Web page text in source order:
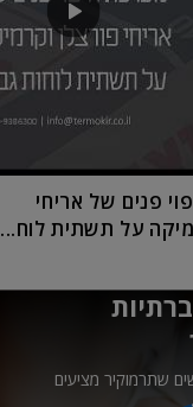
פנים של אריחי
על תשתית לוח...
שתרמוקיר מציעים